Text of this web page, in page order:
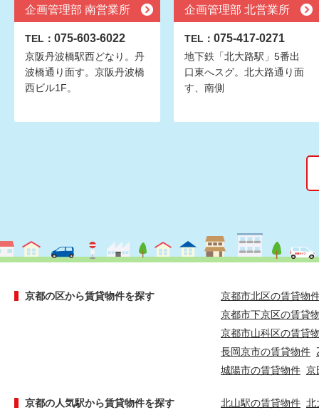
企画管理部 南営業所
TEL： 075-603-6022
京阪丹波橋駅西どなり。丹
波橋通り面す。京阪丹波橋
西ビル1F。
企画管理部 北営業所
TEL： 075-417-0271
地下鉄「北大路駅」5番出
口東へスグ。北大路通り面
す、南側
京都の区から賃貸物件を探す
京都市北区の賃貸物
京都市下京区の賃貸
京都市山科区の賃貸
長岡京市の賃貸物件
城陽市の賃貸物件 京
京都の人気駅から賃貸物件を探す 北山駅の賃貸物件 北